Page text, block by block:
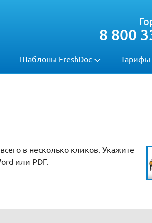
Шаблоны FreshDoc Тарифы
8 800
в несколько кликов. Укажите
или PDF.